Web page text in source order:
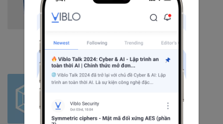
19câu hỏi
Theo dõi
Webpack
118bài viết
10câu hỏi